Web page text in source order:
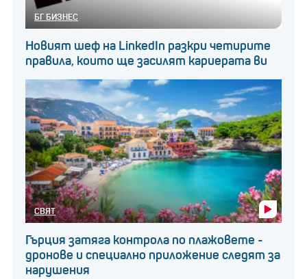
БГ БИЗНЕС
Новият шеф на LinkedIn разкри четирите
правила, които ще засилят кариерата ви
СВЯТ
Гърция затяга контрола по плажовете -
дронове и специално приложение следят за
нарушения